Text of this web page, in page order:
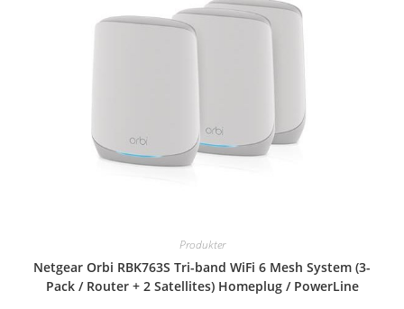
Produkter
Netgear Orbi RBK763S Tri-band WiFi 6 Mesh System (3-
Pack / Router + 2 Satellites) Homeplug / PowerLine